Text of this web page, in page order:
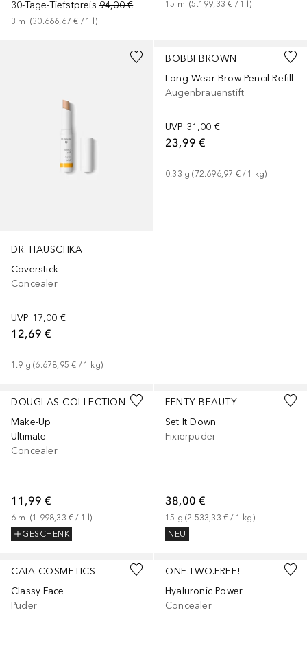
30-Tage-Tiefstpreis 94,00 €
3 ml (30.666,67 € / 1 l)
15 ml (5.199,33 € / 1 )
DR. HAUSCHKA
Coverstick
Concealer
UVP 17,00 €
12,69 €
1.9 g (6.678,95 € / 1 kg)
BOBBI BROWN
Long-Wear Brow Pencil Refill
Augenbrauenstift
UVP 31,00 €
23,99 €
0.33 g (72.696,97 € / 1 kg)
DOUGLAS COLLECTION
Make-Up
Ultimate
Concealer
11,99 €
6 ml (1.998,33 € / 1 l)
GESCHENK
+3
FENTY BEAUTY
Set It Down
Fixierpuder
38,00 €
15 g (2.533,33 € / 1 kg)
NEU
CAIA COSMETICS
Classy Face
Puder
ONE.TWO.FREE!
Hyaluronic Power
Concealer